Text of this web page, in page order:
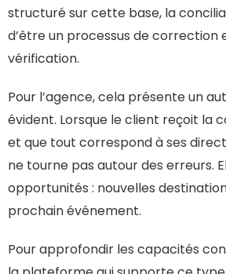
structuré sur cette base, la
d’être un processus de correction
vérification.
Pour l’agence, cela présente un
évident. Lorsque le client reçoit la
et que tout correspond à ses
ne tourne pas autour des erreurs.
opportunités : nouvelles
prochain événement.
Pour approfondir les capacités